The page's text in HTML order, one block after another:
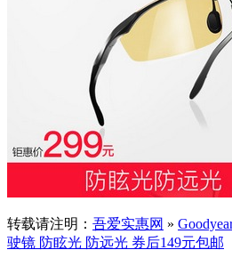
转载请注明： 吾爱实惠网 »
驶镜 防眩光 防远光 券后149元包邮